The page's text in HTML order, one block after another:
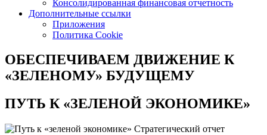
Консолидированная финансовая отчетность
Дополнительные ссылки
Приложения
Политика Cookie
ОБЕСПЕЧИВАЕМ ДВИЖЕНИЕ К
«ЗЕЛЕНОМУ» БУДУЩЕМУ
ПУТЬ К«ЗЕЛЕНОЙ ЭКОНОМИКЕ»
Стратегический отчет